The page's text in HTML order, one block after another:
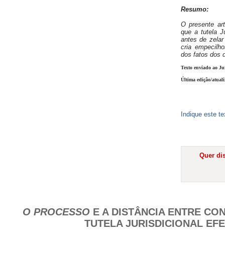
Resumo:
O presente
que a tutela
antes de
cria
dos fatos dos
Texto enviado ao
Última edição/
Indique este
Quer
O PROCESSO E A DISTÂNCIA ENTRE
TUTELA JURISDICIONAL